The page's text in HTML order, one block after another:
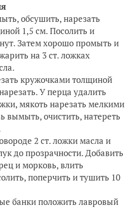
обсушить, нарезать
1,5 см. Посолить и
Затем хорошо промыть и
на 3 ст. ложках
кружочками толщиной
У перца удалить
мякоть нарезать мелкими
вымыть, очистить, натереть
2 ст. ложки масла и
до прозрачности. Добавить
и морковь, влить
поперчить и тушить 10
банки положить лавровый